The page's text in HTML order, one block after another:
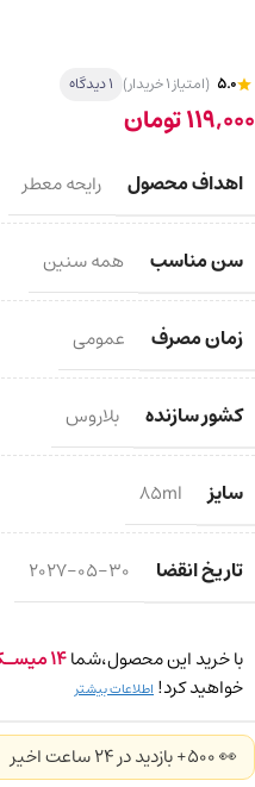
5.0 (امتیاز 1 خریدار) 1 دیدگاه
119,000تومان
اهداف محصول رایحه معطر
سن مناسب همه سنین
زمان مصرف عمومی
کشور سازنده بلاروس
سایز 85ml
تاریخ انقضا 2027-05-30
با خرید این محصول،شما14
خواهید کرد! اطلاعات بیشتر
👀 500+ بازدید در ۲۴ ساعت اخیر